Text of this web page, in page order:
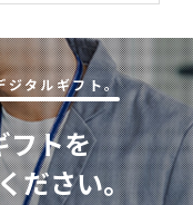
ジタルギフト。
フトを
ださい。